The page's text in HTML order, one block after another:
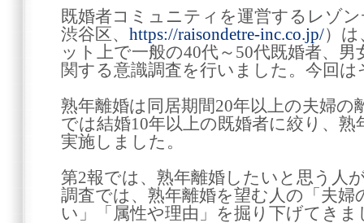
既婚者コミュニティを運営するレゾ
渋谷区、 https://raisondetre-inc.co.jp/）
ット上で一般の40代～50代既婚者、男
関する意識調査を行いました。今回
熟年離婚は同居期間20年以上の夫婦
では結婚10年以上の既婚者に絞り、
実施しました。
第2報では、熟年離婚したいと思う人
調査では、熟年離婚を望む人の「夫婦
い」「属性や理由」を掘り下げてきま